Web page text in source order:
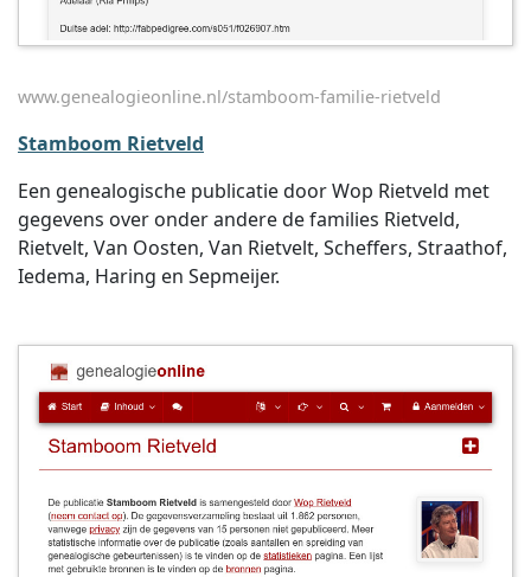
www.genealogieonline.nl/stamboom-familie-rietveld
Stamboom Rietveld
Een genealogische publicatie door Wop Rietveld met
gegevens over onder andere de families Rietveld,
Rietvelt, Van Oosten, Van Rietvelt, Scheffers, Straathof,
Iedema, Haring en Sepmeijer.